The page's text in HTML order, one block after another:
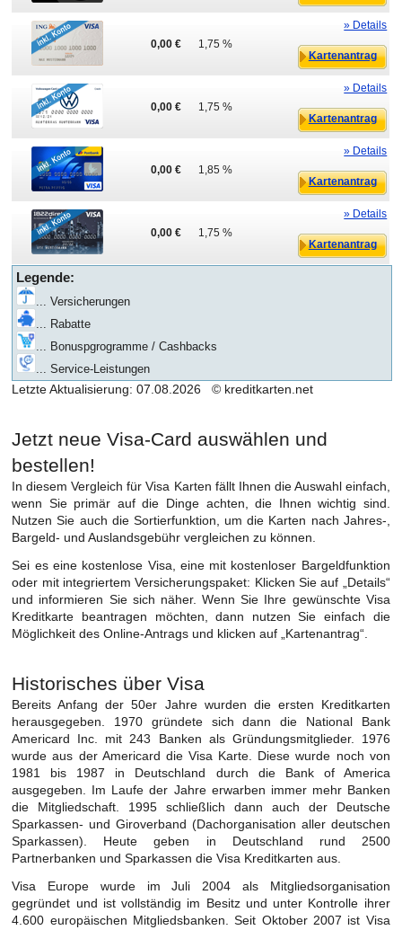
0,00 € 1,75 %
» Details
Kartenantrag
0,00 € 1,75 %
» Details
Kartenantrag
0,00 € 1,85 %
» Details
Kartenantrag
0,00 € 1,75 %
» Details
Kartenantrag
Legende:
... Versicherungen
... Rabatte
... Bonuspgrogramme / Cashbacks
... Service-Leistungen
Letzte Aktualisierung: 07.08.2026 © kreditkarten.net
Jetzt neue Visa-Card auswählen und
bestellen!
In diesem Vergleich für Visa Karten fällt Ihnen die Auswahl einfach,
wenn Sie primär auf die Dinge achten, die Ihnen wichtig sind.
Nutzen Sie auch die Sortierfunktion, um die Karten nach Jahres-,
Bargeld- und Auslandsgebühr vergleichen zu können.
Sei es eine kostenlose Visa, eine mit kostenloser Bargeldfunktion
oder mit integriertem Versicherungspaket: Klicken Sie auf „Details“
und informieren Sie sich näher. Wenn Sie Ihre gewünschte Visa
Kreditkarte beantragen möchten, dann nutzen Sie einfach die
Möglichkeit des Online-Antrags und klicken auf „Kartenantrag“.
Historisches über Visa
Bereits Anfang der 50er Jahre wurden die ersten Kreditkarten
herausgegeben. 1970 gründete sich dann die National Bank
Americard Inc. mit 243 Banken als Gründungsmitglieder. 1976
wurde aus der Americard die Visa Karte. Diese wurde noch von
1981 bis 1987 in Deutschland durch die Bank of America
ausgegeben. Im Laufe der Jahre erwarben immer mehr Banken
die Mitgliedschaft. 1995 schließlich dann auch der Deutsche
Sparkassen- und Giroverband (Dachorganisation aller deutschen
Sparkassen). Heute geben in Deutschland rund 2500
Partnerbanken und Sparkassen die Visa Kreditkarten aus.
Visa Europe wurde im Juli 2004 als Mitgliedsorganisation
gegründet und ist vollständig im Besitz und unter Kontrolle ihrer
4.600 europäischen Mitgliedsbanken. Seit Oktober 2007 ist Visa